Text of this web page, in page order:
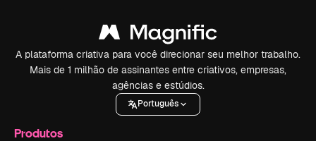
A plataforma criativa para você direcionar seu melhor trabalho.
Mais de 1 milhão de assinantes entre criativos, empresas,
agências e estúdios.
Português
Produtos